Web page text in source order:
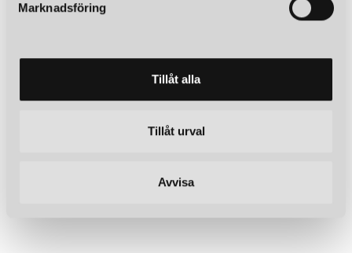
Marknadsföring
Tillåt alla
Tillåt urval
Avvisa